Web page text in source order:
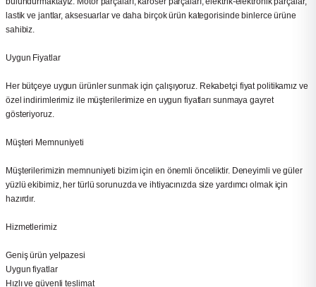
Parça
Parça
Parça
Parça
lastik ve jantlar, aksesuarlar ve daha birçok ürün kategorisinde binlerce ürüne
sahibiz.
Uygun Fiyatlar
Her bütçeye uygun ürünler sunmak için çalışıyoruz. Rekabetçi fiyat politikamız ve
özel indirimlerimiz ile müşterilerimize en uygun fiyatları sunmaya gayret
gösteriyoruz.
Müşteri Memnuniyeti
Müşterilerimizin memnuniyeti bizim için en önemli önceliktir. Deneyimli ve güler
yüzlü ekibimiz, her türlü sorunuzda ve ihtiyacınızda size yardımcı olmak için
hazırdır.
Hizmetlerimiz
Geniş ürün yelpazesi
Uygun fiyatlar
Hızlı ve güvenli teslimat